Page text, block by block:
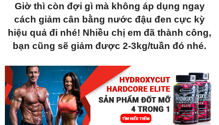
Giờ thì còn đợi gì mà không áp dụng ngay
cách giảm cân bằng nước đậu đen cực kỳ
hiệu quả đi nhé! Nhiều chị em đã thành công,
bạn cũng sẽ giảm được 2-3kg/tuần đó nhé.